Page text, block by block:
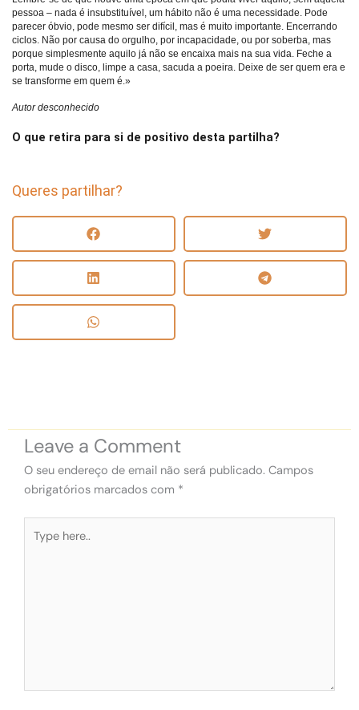
pessoa – nada é insubstituível, um hábito não é uma necessidade. Pode
parecer óbvio, pode mesmo ser difícil, mas é muito importante. Encerrando
ciclos. Não por causa do orgulho, por incapacidade, ou por soberba, mas
porque simplesmente aquilo já não se encaixa mais na sua vida. Feche a
porta, mude o disco, limpe a casa, sacuda a poeira. Deixe de ser quem era e
se transforme em quem é.»
Autor desconhecido
O que retira para si de positivo desta partilha?
Queres partilhar?
Leave a Comment
O seu endereço de email não será publicado. Campos
obrigatórios marcados com *
here..